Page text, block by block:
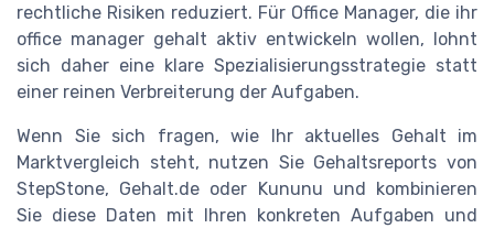
rechtliche Risiken reduziert. Für Office Manager, die ihr
office manager gehalt aktiv entwickeln wollen, lohnt
sich daher eine klare Spezialisierungsstrategie statt
einer reinen Verbreiterung der Aufgaben.
Wenn Sie sich fragen, wie Ihr aktuelles Gehalt im
Marktvergleich steht, nutzen Sie Gehaltsreports von
StepStone, Gehalt.de oder Kununu und kombinieren
Sie diese Daten mit Ihren konkreten Aufgaben und